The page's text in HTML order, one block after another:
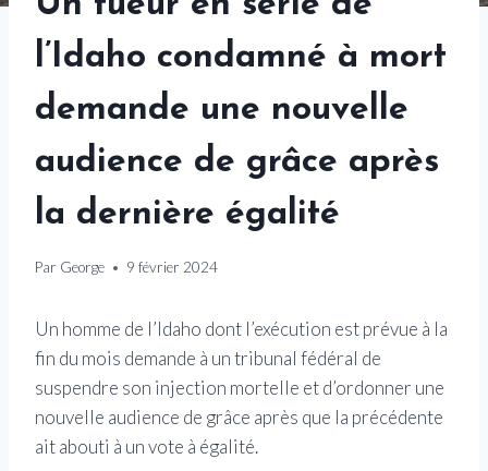
l’Idaho condamné à mort
demande une nouvelle
audience de grâce après
la dernière égalité
Par George 9 février 2024
Un homme de l’Idaho dont l’exécution est prévue à la
fin du mois demande à un tribunal fédéral de
suspendre son injection mortelle et d’ordonner une
nouvelle audience de grâce après que la précédente
ait abouti à un vote à égalité.